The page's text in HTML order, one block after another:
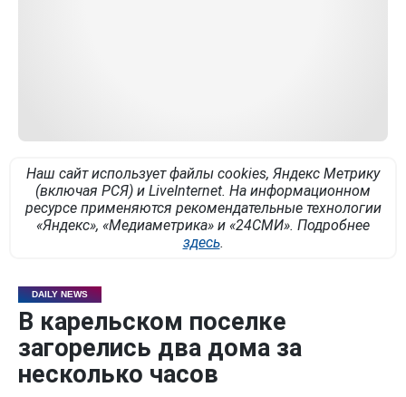
Наш сайт использует файлы cookies, Яндекс Метрику
(включая РСЯ) и LiveInternet. На информационном
ресурсе применяются рекомендательные технологии
«Яндекс», «Медиаметрика» и «24СМИ». Подробнее
здесь.
DAILY NEWS
В карельском поселке
загорелись два дома за
несколько часов